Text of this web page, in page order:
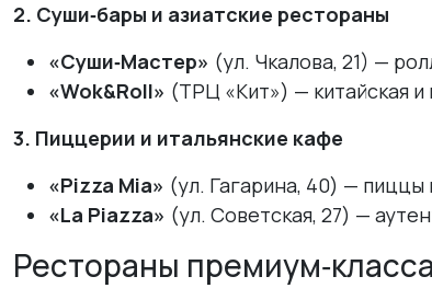
2. Суши‑бары и азиатские рестораны
«Суши‑Мастер» (ул. Чкалова, 21) —
«Wok&Roll» (ТРЦ «Кит») — китайская и
3. Пиццерии и итальянские кафе
«Pizza Mia» (ул. Гагарина, 40) — пиццы
«La Piazza» (ул. Советская, 27) —
Рестораны